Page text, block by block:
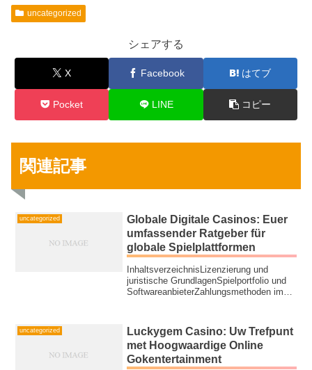
uncategorized
シェアする
X Facebook はてブ
Pocket LINE コピー
関連記事
uncategorized
Globale Digitale Casinos: Euer
umfassender Ratgeber für
globale Spielplattformen
InhaltsverzeichnisLizenzierung und
juristische GrundlagenSpielportfolio und
SoftwareanbieterZahlungsmethoden im
uncategorized
Luckygem Casino: Uw Trefpunt
met Hoogwaardige Online
Gokentertainment